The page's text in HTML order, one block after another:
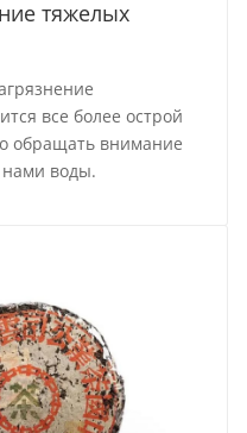
тяжелых
все более острой
обращать внимание
нами воды.